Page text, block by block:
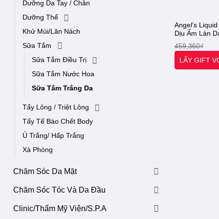
Dưỡng Da Tay / Chân
Dưỡng Thể
Khử Mùi/Lăn Nách
Sữa Tắm
Sữa Tắm Điều Trị
Sữa Tắm Nước Hoa
Sữa Tắm Trắng Da
Tẩy Lông / Triệt Lông
Tẩy Tế Bào Chết Body
Ủ Trắng/ Hấp Trắng
Xà Phòng
Chăm Sóc Da Mặt
Chăm Sóc Tóc Và Da Đầu
Clinic/Thẩm Mỹ Viện/S.P.A
Angel’s
Dịu Ẩm Làn
+ BHA
liquid [Otel-
459,360₫
LẤY GIFT